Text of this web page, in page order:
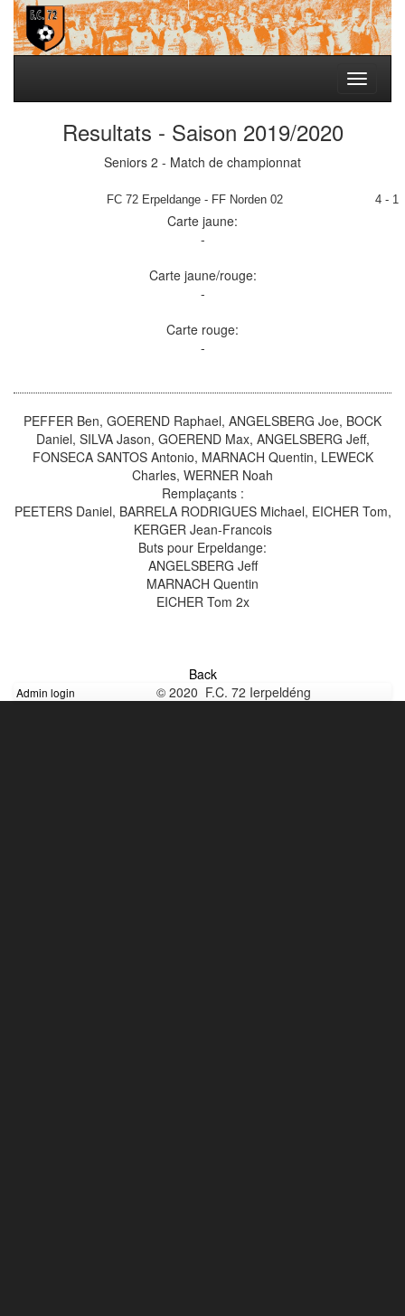
Toggle
Resultats - Saison 2019/2020
Seniors 2 - Match de championnat
FC 72 Erpeldange - FF Norden 02 4 - 1
Carte jaune:
-
Carte jaune/rouge:
-
Carte rouge:
-
PEFFER Ben, GOEREND Raphael, ANGELSBERG Joe, BOCK
Daniel, SILVA Jason, GOEREND Max, ANGELSBERG Jeff,
FONSECA SANTOS Antonio, MARNACH Quentin, LEWECK
Charles, WERNER Noah
Remplaçants :
PEETERS Daniel, BARRELA RODRIGUES Michael, EICHER Tom,
KERGER Jean-Francois
Buts pour Erpeldange:
ANGELSBERG Jeff
MARNACH Quentin
EICHER Tom 2x
Back
Admin login © 2020 F.C. 72 Ierpeldéng